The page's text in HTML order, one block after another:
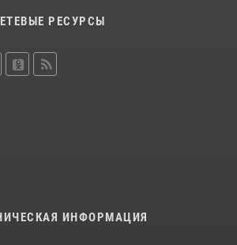
РЕСУРСЫ
ИНФОРМАЦИЯ